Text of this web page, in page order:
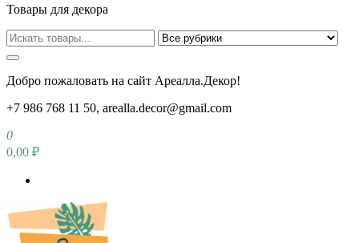
Товары для декора
Добро пожаловать на сайт Ареалла.Декор!
+7 986 768 11 50, arealla.decor@gmail.com
0
0,00 ₽